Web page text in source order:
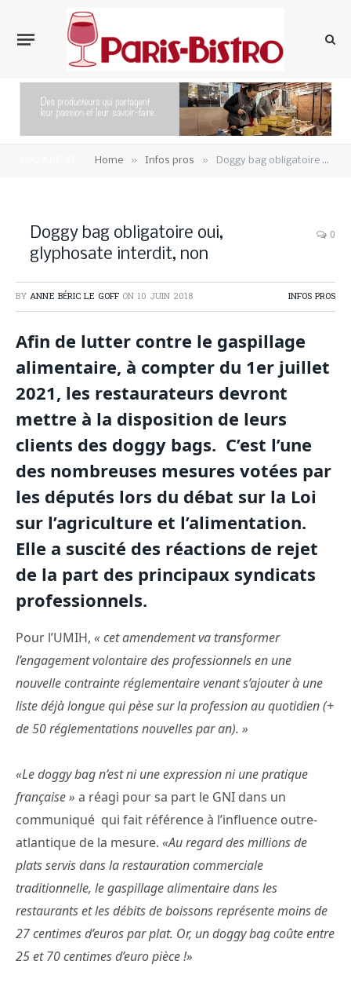
Home » Infos pros » Doggy bag obligatoire oui, glyphosate interdit, non
Doggy bag obligatoire oui,
glyphosate interdit, non
0
BY ANNE BÉRIC LE GOFF ON 10 JUIN 2018 INFOS PROS
Afin de lutter contre le gaspillage
alimentaire, à compter du 1er juillet
2021, les restaurateurs devront
mettre à la disposition de leurs
clients des doggy bags. C’est l’une
des nombreuses mesures votées par
les députés lors du débat sur la Loi
sur l’agriculture et l’alimentation.
Elle a suscité des réactions de rejet
de la part des principaux syndicats
professionnels.
Pour l’UMIH, « cet amendement va transformer
l’engagement volontaire des professionnels en une
nouvelle contrainte réglementaire venant s’ajouter à une
liste déjà longue qui pèse sur la profession au quotidien (+
de 50 réglementations nouvelles par an). »
«Le doggy bag n’est ni une expression ni une pratique
française » a réagi pour sa part le GNI dans un
communiqué qui fait référence à l’influence outre-
atlantique de la mesure. «Au regard des millions de
plats servis dans la restauration commerciale
traditionnelle, le gaspillage alimentaire dans les
restaurants et les débits de boissons représente moins de
27 centimes d’euros par plat. Or, un doggy bag coûte entre
25 et 70 centimes d’euro pièce !»